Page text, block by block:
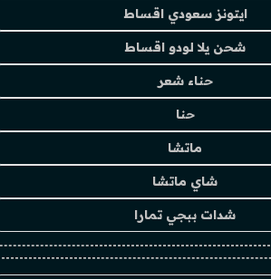
ايتونز سعودي اقساط
شحن يلا لودو اقساط
حناء شعر
حنا
ماتشا
شاي ماتشا
شدات ببجي تمارا